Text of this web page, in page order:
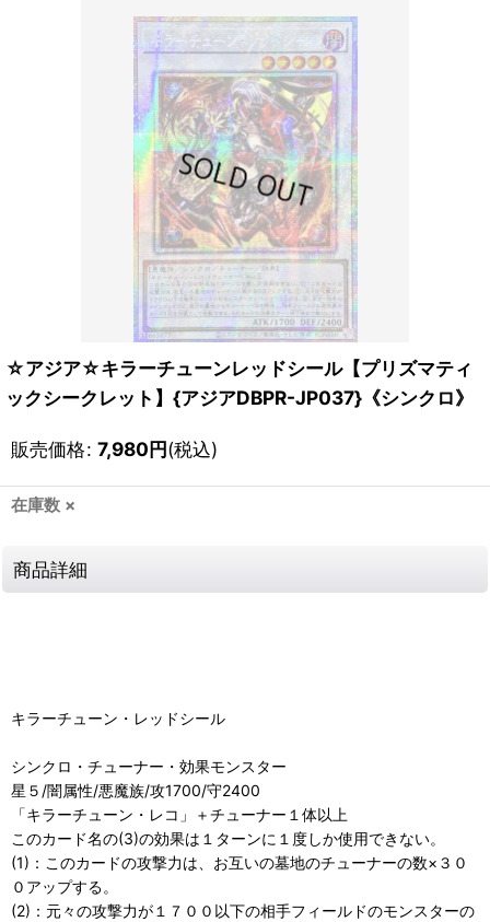
☆アジア☆キラーチューンレッドシール【プリズマティ
ックシークレット】{アジアDBPR-JP037}《シンクロ》
販売価格: 7,980円(税込)
在庫数 ×
商品詳細
キラーチューン・レッドシール
シンクロ・チューナー・効果モンスター
星５/闇属性/悪魔族/攻1700/守2400
「キラーチューン・レコ」＋チューナー１体以上
このカード名の(3)の効果は１ターンに１度しか使用できない。
(1)：このカードの攻撃力は、お互いの墓地のチューナーの数×３０
０アップする。
(2)：元々の攻撃力が１７００以下の相手フィールドのモンスターの